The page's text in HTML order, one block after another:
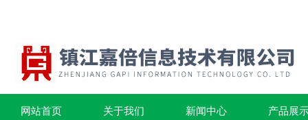
网站首页 关于我们 新闻中心 产品展